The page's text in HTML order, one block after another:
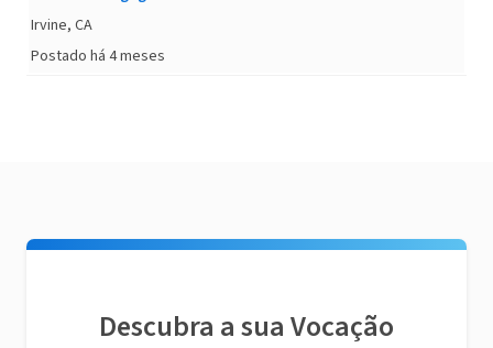
Irvine, CA
Postado há 4 meses
Descubra a sua Vocação